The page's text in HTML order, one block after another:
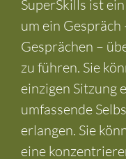
SuperSkills ist
um ein Gespräch
Gesprächen –
zu führen. Sie
einzigen Sitzung
umfassende
erlangen. Sie